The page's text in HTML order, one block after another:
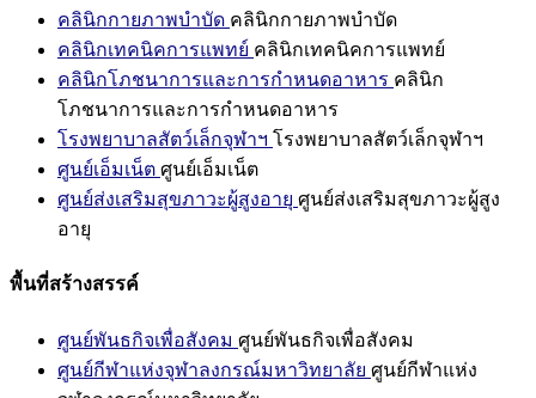
คลินิกกายภาพบำบัด คลินิกกายภาพบำบัด
คลินิกเทคนิคการแพทย์ คลินิกเทคนิคการแพทย์
คลินิกโภชนาการและการกำหนดอาหาร คลินิก
โภชนาการและการกำหนดอาหาร
โรงพยาบาลสัตว์เล็กจุฬาฯ โรงพยาบาลสัตว์เล็กจุฬาฯ
ศูนย์เอ็มเน็ต ศูนย์เอ็มเน็ต
ศูนย์ส่งเสริมสุขภาวะผู้สูงอายุ ศูนย์ส่งเสริมสุขภาวะผู้สูง
อายุ
พื้นที่สร้างสรรค์
ศูนย์พันธกิจเพื่อสังคม ศูนย์พันธกิจเพื่อสังคม
ศูนย์กีฬาแห่งจุฬาลงกรณ์มหาวิทยาลัย ศูนย์กีฬาแห่ง